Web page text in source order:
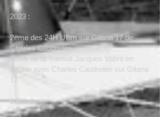
2023 :
2ème des 24H Ultim sur Gitana 17 de
Charles Caudrelier
3ème de la Transat Jacques Vabre en
double avec Charles Caudrelier sur Gitana
17
2022 :